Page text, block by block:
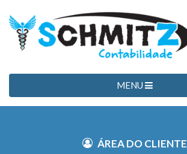
MENU
ÁREA DO CLIENTE